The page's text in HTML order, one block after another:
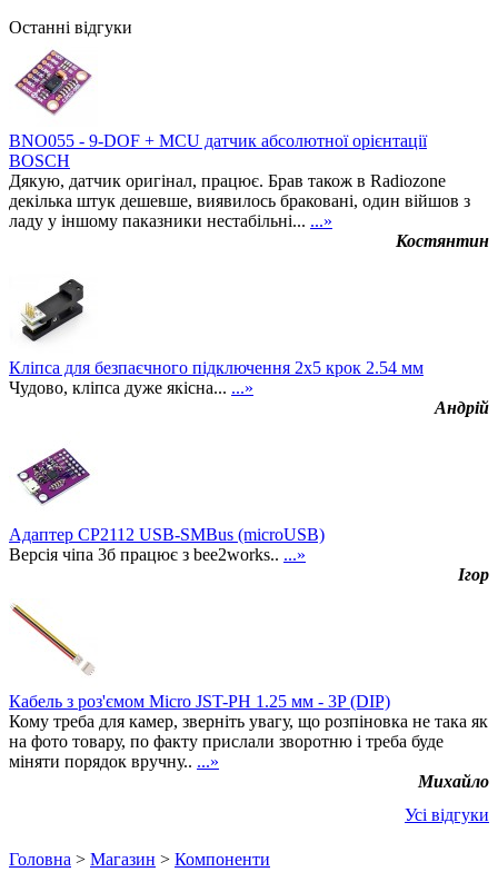
Останні відгуки
BNO055 - 9-DOF + MCU датчик абсолютної орієнтації
BOSCH
Дякую, датчик оригінал, працює. Брав також в Radiozone
декілька штук дешевше, виявилось браковані, один війшов з
ладу у іншому паказники нестабільні... ...»
Костянтин
Кліпса для безпаєчного підключення 2х5 крок 2.54 мм
Чудово, кліпса дуже якісна... ...»
Андрій
Адаптер CP2112 USB-SMBus (microUSB)
Версія чіпа 3б працює з bee2works.. ...»
Ігор
Кабель з роз'ємом Micro JST-PH 1.25 мм - 3P (DIP)
Кому треба для камер, зверніть увагу, що розпіновка не така як
на фото товару, по факту прислали зворотню і треба буде
міняти порядок вручну.. ...»
Михайло
Усі відгуки
Головна > Магазин > Компоненти